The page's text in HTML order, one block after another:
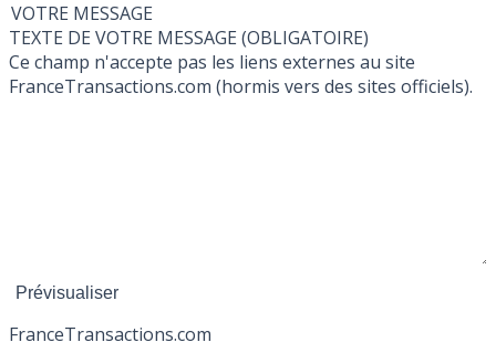
VOTRE MESSAGE
TEXTE DE VOTRE MESSAGE (OBLIGATOIRE)
Ce champ n'accepte pas les liens externes au site
FranceTransactions.com (hormis vers des sites officiels).
FranceTransactions.com